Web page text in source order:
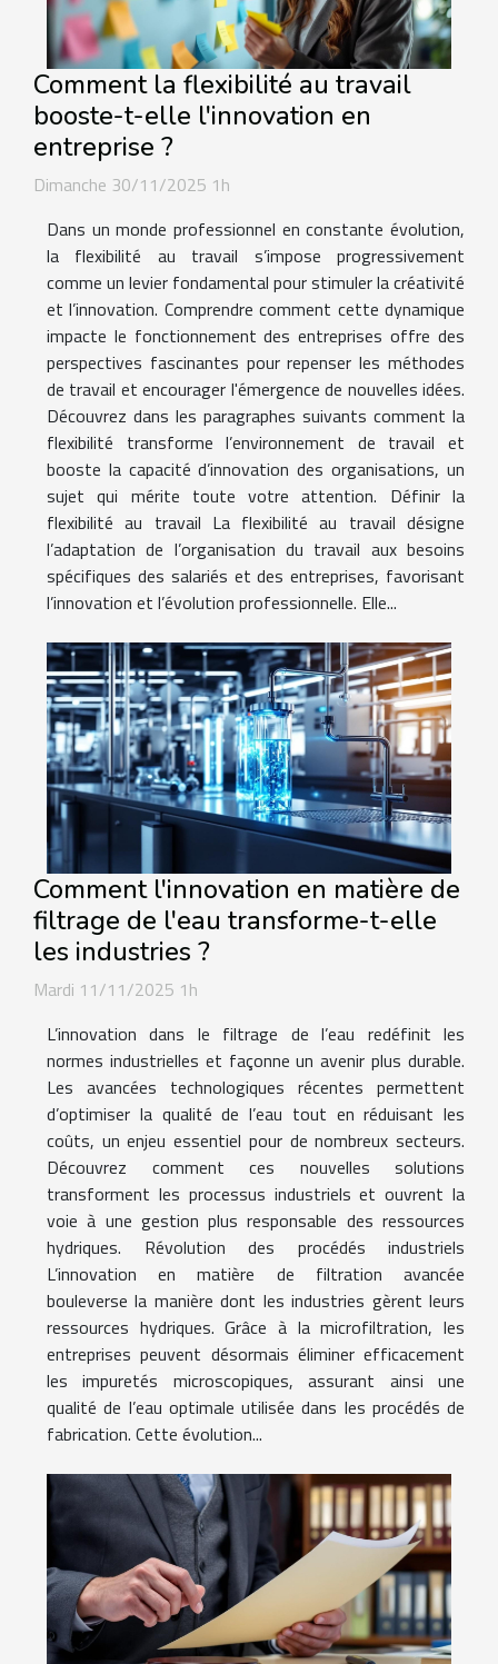
Comment la flexibilité au travail
booste-t-elle l'innovation en
entreprise ?
Dimanche 30/11/2025 1h
Dans un monde professionnel en constante évolution,
la flexibilité au travail s’impose progressivement
comme un levier fondamental pour stimuler la créativité
et l’innovation. Comprendre comment cette dynamique
impacte le fonctionnement des entreprises offre des
perspectives fascinantes pour repenser les méthodes
de travail et encourager l'émergence de nouvelles idées.
Découvrez dans les paragraphes suivants comment la
flexibilité transforme l’environnement de travail et
booste la capacité d’innovation des organisations, un
sujet qui mérite toute votre attention. Définir la
flexibilité au travail La flexibilité au travail désigne
l’adaptation de l’organisation du travail aux besoins
spécifiques des salariés et des entreprises, favorisant
l’innovation et l’évolution professionnelle. Elle...
Comment l'innovation en matière de
filtrage de l'eau transforme-t-elle
les industries ?
Mardi 11/11/2025 1h
L’innovation dans le filtrage de l’eau redéfinit les
normes industrielles et façonne un avenir plus durable.
Les avancées technologiques récentes permettent
d’optimiser la qualité de l’eau tout en réduisant les
coûts, un enjeu essentiel pour de nombreux secteurs.
Découvrez comment ces nouvelles solutions
transforment les processus industriels et ouvrent la
voie à une gestion plus responsable des ressources
hydriques. Révolution des procédés industriels
L’innovation en matière de filtration avancée
bouleverse la manière dont les industries gèrent leurs
ressources hydriques. Grâce à la microfiltration, les
entreprises peuvent désormais éliminer efficacement
les impuretés microscopiques, assurant ainsi une
qualité de l’eau optimale utilisée dans les procédés de
fabrication. Cette évolution...